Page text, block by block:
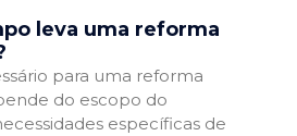
leva uma reforma
para uma reforma
do escopo do
específicas de